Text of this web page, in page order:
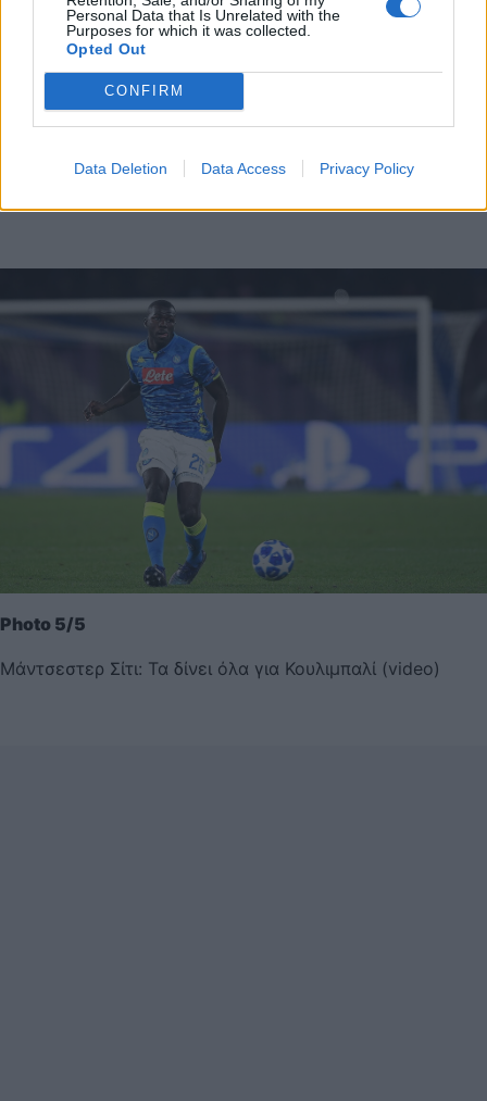
Personal Data that Is Unrelated with the
Purposes for which it was collected.
Opted Out
CONFIRM
Data Deletion Data Access Privacy Policy
Photo 5/5
Μάντσεστερ Σίτι: Τα δίνει όλα για Κουλιμπαλί (video)